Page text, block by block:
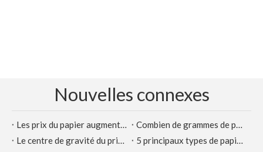
Nouvelles connexes
Les prix du papier augmentent et diminuent rapidement, et l'industrie du papier inaugurera l'ère des super géants
Combien de grammes de papier enduit sont utilisés pour imprimer des albums d'images
Le centre de gravité du prix de la pulpe a baissé. Est-ce que cette vague de rappel "plongée " ou pic
5 principaux types de papier culturel: papier à double cuivre, carton blanc, papier mat, papier kraft, papier double offset